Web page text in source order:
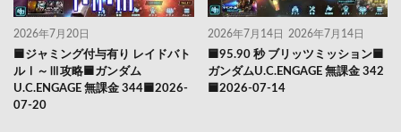
2026年7月20日
🟦ジャミング付与有り レイドバト
ルⅠ～Ⅲ攻略🟦ガンダム
U.C.ENGAGE 無課金 344🟦2026-
07-20
2026年7月14日 2026年7月14日
🟦95.90 秒 ブリッツミッション🟦
ガンダムU.C.ENGAGE 無課金 342
🟦2026-07-14